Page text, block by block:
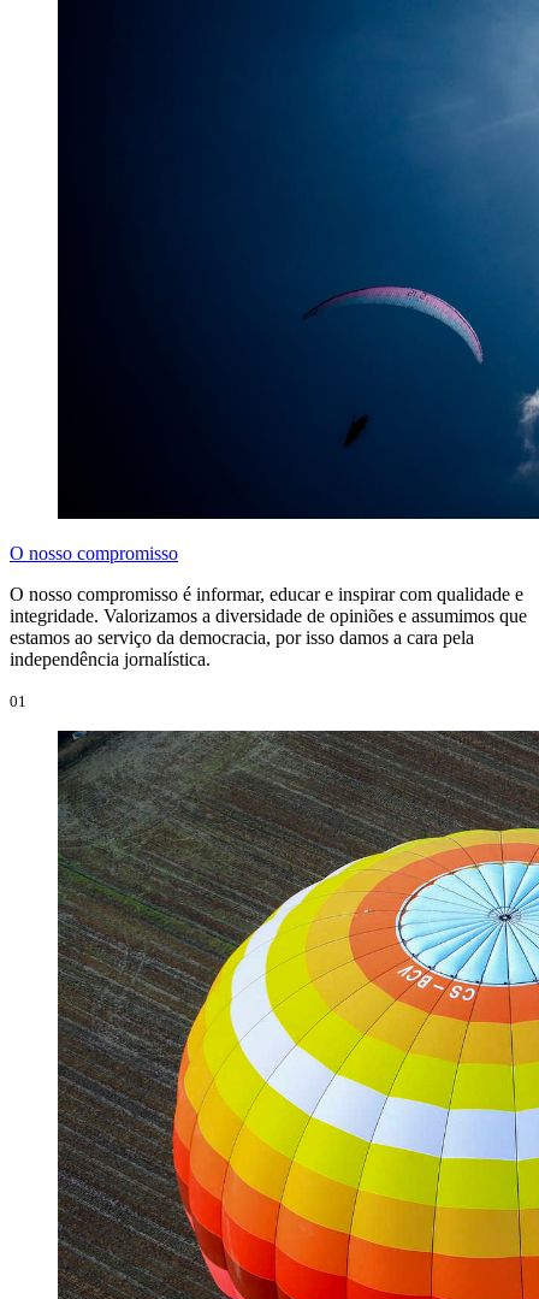
O nosso compromisso
O nosso compromisso é informar, educar e inspirar com qualidade e
integridade. Valorizamos a diversidade de opiniões e assumimos que
estamos ao serviço da democracia, por isso damos a cara pela
independência jornalística.
01